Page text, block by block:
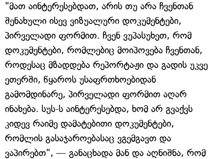
"მათ აინტერესებდათ, არის თუ არა ჩვენთან
შენახული ისევ ვიზუალური დოკუმენტები,
პირველადი ფორმით. ჩვენ ვუპასუხეთ, რომ
დოკუმენტები, რომლებიც მოიპოვება ჩვენთან,
როდესაც მზადდება რეპორტაჟი და გადის უკვე
ეთერში, წყაროს უსაფრთხოებიდან
გამომდინარე, პირველადი ფორმით აღარ
ინახება. სუს-ს აინტერესებდა, ხომ არ გვაქვს
კიდევ რაიმე დამატებითი დოკუმენტები,
რომლის გასაჯაროებასაც ვგემგავთ და
ვაპირებთ", — განაცხადა მან და აღნიშნა, რომ